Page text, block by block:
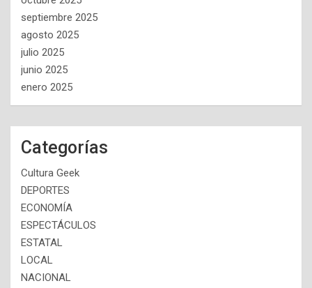
septiembre 2025
agosto 2025
julio 2025
junio 2025
enero 2025
Categorías
Cultura Geek
DEPORTES
ECONOMÍA
ESPECTÁCULOS
ESTATAL
LOCAL
NACIONAL